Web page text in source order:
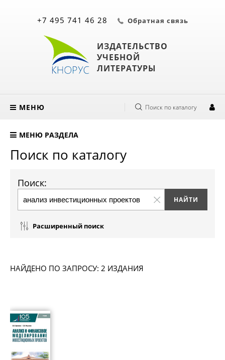
ИЗДАТЕЛЬСТВО
УЧЕБНОЙ
ЛИТЕРАТУРЫ
+7 495 741 46 28 Обратная связь
МЕНЮ Поиск по каталогу
МЕНЮ РАЗДЕЛА
Поиск по каталогу
Поиск:
Расширенный поиск
НАЙДЕНО ПО ЗАПРОСУ: 2 ИЗДАНИЯ